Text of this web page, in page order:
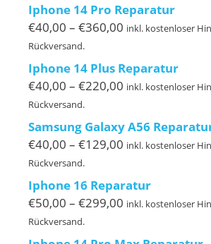
€399,00
Iphone 14 Pro Reparatur
€40,00 – €360,00 Preisspanne:
bis
€360,00
inkl. kostenloser
Rückversand.
Iphone 14 Plus Reparatur
€40,00 – €220,00 Preisspanne:
bis
€220,00
inkl. kostenloser
Rückversand.
Samsung Galaxy A56
€40,00 – €129,00 Preisspanne:
bis
€129,00
inkl. kostenloser
Rückversand.
Iphone 16 Reparatur
€50,00 – €299,00 Preisspanne:
bis
inkl. kostenloser
Rückversand.